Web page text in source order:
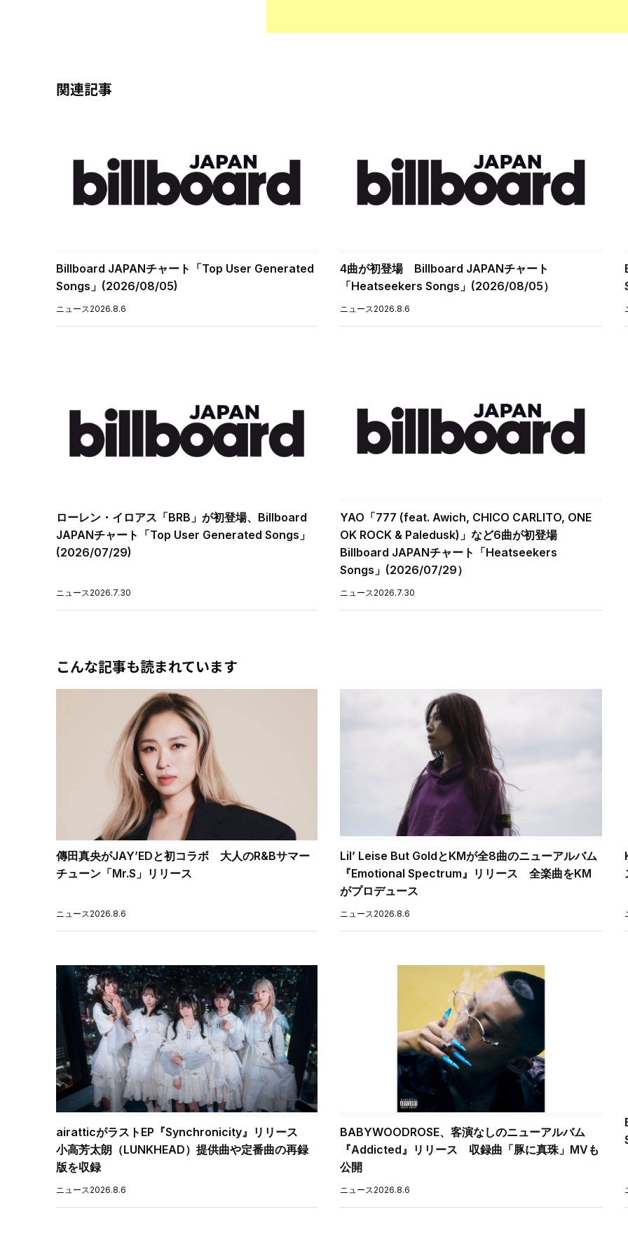
関連記事
Billboard JAPANチャート「Top User Generated
Songs」(2026/08/05)
ニュース 2026.8.6
4曲が初登場 Billboard JAPANチャート
「Heatseekers Songs」(2026/08/05）
ニュース 2026.8.6
ローレン・イロアス「BRB」が初登場、Billboard
JAPANチャート「Top User Generated Songs」
(2026/07/29)
ニュース2026.7.30
YAO「777 (feat. Awich, CHICO CARLITO, ONE
OK ROCK & Paledusk)」など6曲が初登場
Billboard JAPANチャート「Heatseekers
Songs」(2026/07/29）
ニュース2026.7.30
こんな記事も読まれています
傳田真央がJAY’EDと初コラボ 大人のR&Bサマー
チューン「Mr.S」リリース
ニュース2026.8.6
Lil’ Leise But GoldとKMが全8曲のニューアルバム
『Emotional Spectrum』リリース 全楽曲をKM
がプロデュース
ニュース2026.8.6
airatticがラストEP『Synchronicity』リリース
小高芳太朗（LUNKHEAD）提供曲や定番曲の再録
版を収録
ニュース2026.8.6
BABYWOODROSE、客演なしのニューアルバム
『Addicted』リリース 収録曲「豚に真珠」MVも
公開
ニュース2026.8.6